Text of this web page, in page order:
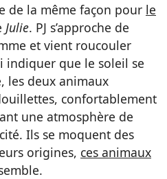
de la même façon pour le
Julie. PJ s’approche de
et vient roucouler
que le soleil se
les deux animaux
confortablement
une atmosphère de
Ils se moquent des
origines, ces animaux